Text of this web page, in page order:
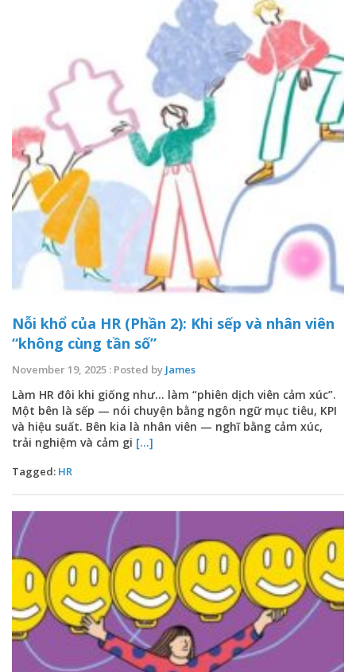
Nỗi khổ của HR (Phần 2): Khi sếp và nhân viên
“không cùng tần số”
November 19, 2025 : Posted by James
Làm HR đôi khi giống như… làm “phiên dịch viên cảm xúc”.
Một bên là sếp — nói chuyện bằng ngôn ngữ mục tiêu, KPI
và hiệu suất. Bên kia là nhân viên — nghĩ bằng cảm xúc,
trải nghiệm và cảm gi [...]
Tagged: HR